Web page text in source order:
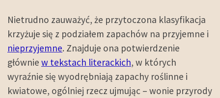
Nietrudno zauważyć, że przytoczona klasyfikacja
krzyżuje się z podziałem zapachów na przyjemne i
nieprzyjemne. Znajduje ona potwierdzenie
głównie w tekstach literackich, w których
wyraźnie się wyodrębniają zapachy roślinne i
kwiatowe, ogólniej rzecz ujmując – wonie przyrody